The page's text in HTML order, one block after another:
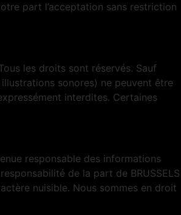
part l’acceptation sans restriction
les droits sont réservés. Sauf
sonores) ne peuvent être
interdites. Certaines
responsable des informations
de la part de BRUSSELS
nuisible. Nous sommes en droit